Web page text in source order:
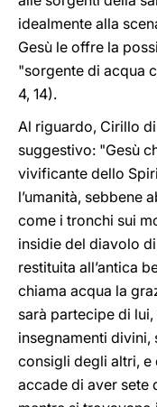
idealmente alla
Gesù le offre la
"sorgente di acqua
4, 14).
Al riguardo, Cirillo
suggestivo: "Gesù
vivificante dello
l’umanità, sebbene
come i tronchi sui
insidie del diavolo
restituita all’antica
chiama acqua la
sarà partecipe di
insegnamenti divini,
consigli degli altri,
accade di aver sete